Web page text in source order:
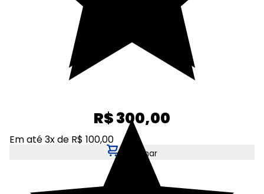
R$ 300,00
Em até 3x de R$ 100,00
Adicionar